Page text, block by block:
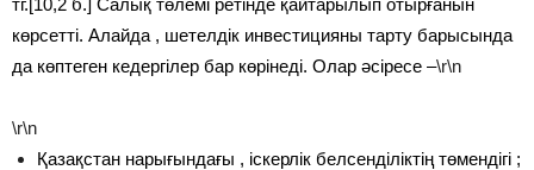
тг.[10,2 б.] Салық төлемі ретінде қайтарылып отырғанын
көрсетті. Алайда , шетелдік инвестицияны тарту барысында
да көптеген кедергілер бар көрінеді. Олар әсіресе –\r\n
\r\n
Қазақстан нарығындағы , іскерлік белсенділіктің төмендігі ;